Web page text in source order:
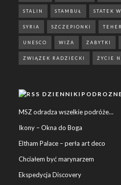
STALIN STAMBUŁ STATEK
SYRIA SZCZEPIONKI
UNESCO WIZA ZABYTKI
ZWIĄZEK RADZIECKI ŻYCIE
MSZ odradza wszelkie podróże…
Ikony – Okna do Boga
Eltham Palace – perła art deco
Chciałem być marynarzem
Ekspedycja Discovery